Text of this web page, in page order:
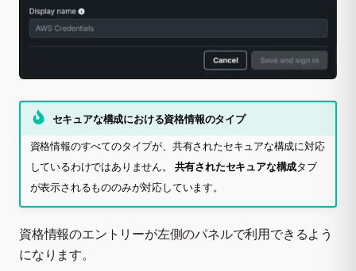
セキュアな構成における資格情報のタイプ
資格情報のすべてのタイプが、共有されたセキュアな構成に対応
しているわけではありません。 共有されたセキュアな構成タブ
が表示されるもののみが対応しています。
資格情報のエントリーが左側のパネルで利用できるよう
になります。